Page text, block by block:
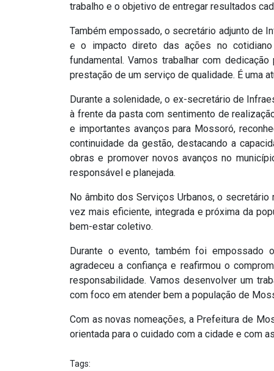
trabalho e o objetivo de entregar resultados
Também empossado, o secretário adjunto de
e o impacto direto das ações no cotidiano
fundamental. Vamos trabalhar com
prestação de um serviço de qualidade. É uma
Durante a solenidade, o ex-secretário de
à frente da pasta com sentimento de
e importantes avanços para Mossoró,
continuidade da gestão, destacando a
obras e promover novos avanços no
responsável e planejada.
No âmbito dos Serviços Urbanos, o
vez mais eficiente, integrada e próxima da
bem-estar coletivo.
Durante o evento, também foi empossado
agradeceu a confiança e reafirmou o
responsabilidade. Vamos desenvolver um
com foco em atender bem a população de
Com as novas nomeações, a Prefeitura de
orientada para o cuidado com a cidade e com
Tags: